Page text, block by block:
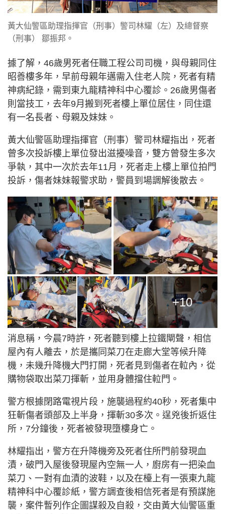
黃大仙警區助理指揮官（刑事）警司林耀（左）及總督察
（刑事） 鄒振邦。
據了解，46歲男死者任職工程公司司機，與母親同住
昭善樓多年，早前母親年邁需入住老人院，死者有精
神病紀錄，需到東九龍精神科中心覆診。26歲男傷者
則當技工，去年9月搬到死者樓上單位居住，同住還
有一名長者、母親及妹妹。
黃大仙警區助理指揮官（刑事）警司林耀指出，死者
曾多次投訴樓上單位發出滋擾噪音，雙方曾發生多次
爭執，其中一次於去年11月，死者走上樓上單位拍門
投訴，傷者妹妹報警求助，警員到場調解後散去。
+10
消息稱，今晨7時許，死者聽到樓上拉鐵閘聲，相信
屋內有人離去，於是攜同菜刀在走廊大堂等候升降
機，未幾升降機大門打開，死者見到傷者在𨋢內，從
購物袋取出菜刀揮斬，並用身體擋住𨋢門。
警方根據閉路電視片段，施襲過程約40秒，死者集中
狂斬傷者頭部及上半身，揮斬30多次。逞兇後折返住
所，7分鐘後，死者被發現墮樓身亡。
林耀指出，警方在升降機旁及死者住所門前發現血
漬，破門入屋後發現屋內空無一人，廚房有一把染血
菜刀、一對有血漬的波鞋，以及在檯上有一張東九龍
精神科中心覆診紙，警方調查後相信死者是有預謀施
襲，案件暫列作企圖謀殺及自殺，交由黃大仙警區重